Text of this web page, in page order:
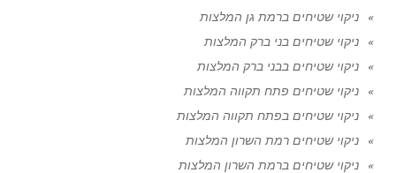
ניקוי שטיחים ברמת גן המלצות
ניקוי שטיחים בני ברק המלצות
ניקוי שטיחים בבני ברק המלצות
ניקוי שטיחים פתח תקווה המלצות
ניקוי שטיחים בפתח תקווה המלצות
ניקוי שטיחים רמת השרון המלצות
ניקוי שטיחים ברמת השרון המלצות